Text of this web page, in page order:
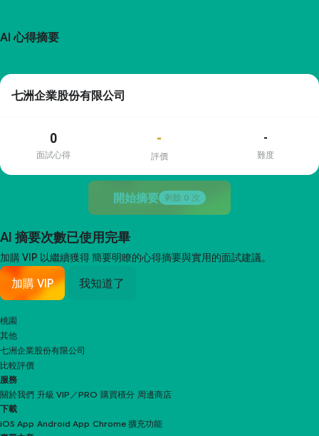
AI 心得摘要
七洲企業股份有限公司
0
面試心得
-
評價
-
難度
開始摘要 剩餘 0 次
AI 摘要次數已使用完畢
加購 VIP 以繼續獲得簡要明瞭的心得摘要與實用的面試建議。
加購 VIP 我知道了
桃園
其他
七洲企業股份有限公司
比較評價
服務
關於我們 升級 VIP／PRO 購買積分 周邊商店
下載
iOS App Android App Chrome 擴充功能